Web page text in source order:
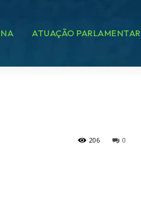
ATUAÇÃO PARLAMENTAR
0
206